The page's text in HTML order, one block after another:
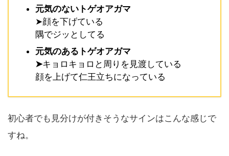
元気のないトゲオアガマ
➤顔を下げている
隅でジッとしてる
元気のあるトゲオアガマ
➤キョロキョロと周りを見渡している
顔を上げて仁王立ちになっている
初心者でも見分けが付きそうなサインはこんな感じで
すね。